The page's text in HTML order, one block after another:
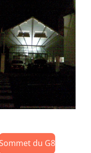
Sommet du G8